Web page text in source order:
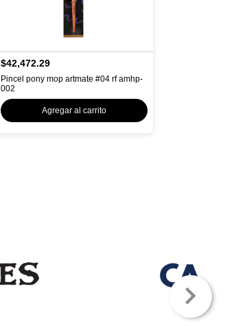
$42,472.29
Pincel pony mop artmate #04 rf amhp-
002
Agregar al carrito